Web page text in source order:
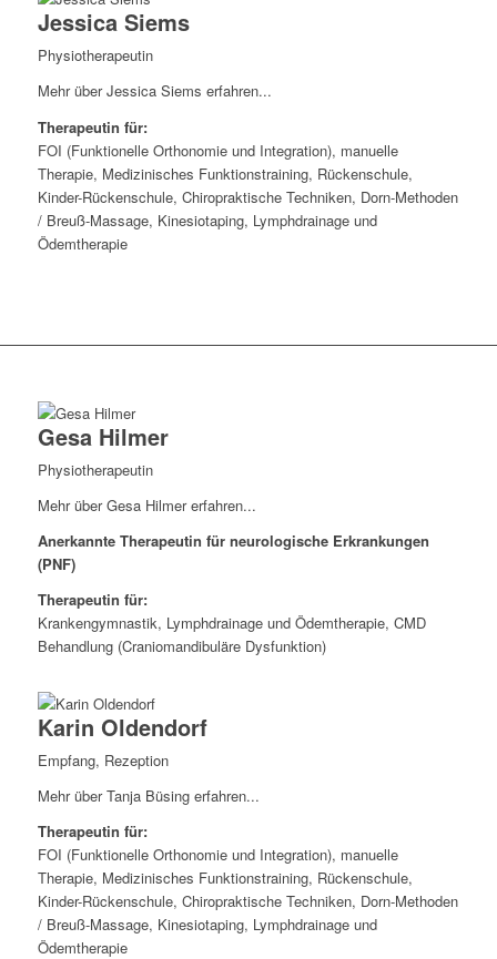
Jessica Siems
Physiotherapeutin
Mehr über Jessica Siems erfahren...
Therapeutin für:
FOI (Funktionelle Orthonomie und Integration), manuelle
Therapie, Medizinisches Funktionstraining, Rückenschule,
Kinder-Rückenschule, Chiropraktische Techniken, Dorn-Methoden
/ Breuß-Massage, Kinesiotaping, Lymphdrainage und
Ödemtherapie
Gesa Hilmer
Physiotherapeutin
Mehr über Gesa Hilmer erfahren...
Anerkannte Therapeutin für neurologische Erkrankungen
(PNF)
Therapeutin für:
Krankengymnastik, Lymphdrainage und Ödemtherapie, CMD
Behandlung (Craniomandibuläre Dysfunktion)
Karin Oldendorf
Empfang, Rezeption
Mehr über Tanja Büsing erfahren...
Therapeutin für:
FOI (Funktionelle Orthonomie und Integration), manuelle
Therapie, Medizinisches Funktionstraining, Rückenschule,
Kinder-Rückenschule, Chiropraktische Techniken, Dorn-Methoden
/ Breuß-Massage, Kinesiotaping, Lymphdrainage und
Ödemtherapie